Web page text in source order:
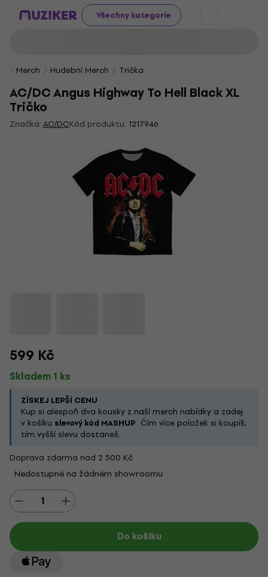
Všechny kategorie
Merch Hudební Merch Trička
AC/DC Angus Highway To Hell Black XL
Tričko
Značka:AC/DCKód produktu: 1217946
599 Kč
Skladem 1 ks
ZÍSKEJ LEPŠÍ CENU
Kup si alespoň dva kousky z naší merch nabídky a zadej
v košíku slevový kód MASHUP. Čím více položek si koupíš,
tím vyšší slevu dostaneš.
Doprava zdarma nad 2 500 Kč
Nedostupné na žádném showroomu
Do košíku